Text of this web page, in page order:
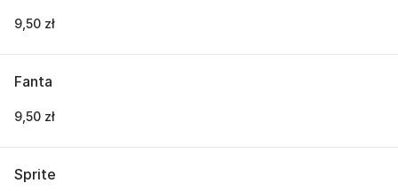
9,50 zł
Fanta
9,50 zł
Sprite